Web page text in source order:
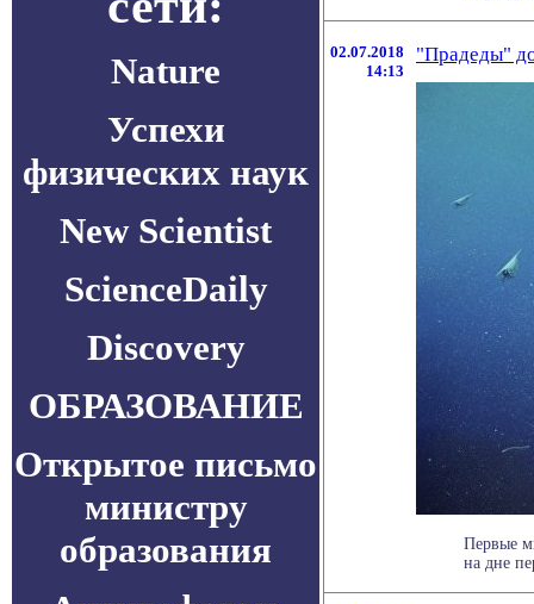
Nature
Успехи
физических наук
New Scientist
ScienceDaily
Discovery
ОБРАЗОВАНИЕ
Открытое письмо
министру
образования
02.07.2018
14:13
"Прадеды"
Первые
на дне